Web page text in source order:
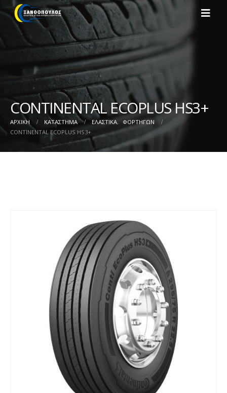
CONTINENTAL ECOPLUS HS3+
ΑΡΧΙΚΉ ΚΑΤΆΣΤΗΜΑ ΕΛΑΣΤΙΚΑ,
ΦΟΡΤΗΓΩΝ
CONTINENTAL ECOPLUS HS3+